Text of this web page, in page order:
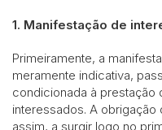
1. Manifestação de
Primeiramente, a
meramente indicativa,
condicionada à prestação
interessados. A
assim, a surgir logo no